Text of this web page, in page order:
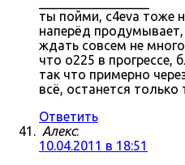
ты пойми, c4eva тоже
наперёд
ждать совсем не
что о225 в прогрессе,
так что примерно
всё, останется
Ответить
Алекс:
10.04.2011 в 18:51